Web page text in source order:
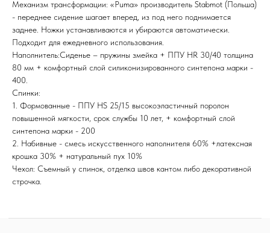
Механизм трансформации: «Puma» производитель Stabmot (Польша)
- переднее сидение шагает вперед, из под него поднимается
заднее. Ножки устанавливаются и убираются автоматически.
Подходит для ежедневного использования.
Наполнитель:Сиденье – пружины змейка + ППУ НR 30/40 толщина
80 мм + комфортный слой силиконизированного синтепона марки -
400.
Спинки:
1. Формованные - ППУ НS 25/15 высокоэластичный поролон
повышенной мягкости, срок службы 10 лет, + комфортный слой
синтепона марки - 200
2. Набивные - смесь искусственного наполнителя 60% +латексная
крошка 30% + натуральный пух 10%
Чехол: Съемный у спинок, отделка швов кантом либо декоративной
строчка.
и запрещена в России.
Предложения, представленные на сайте
не являются публичной офертой.
Окончательную цену уточняйте у менеджеров.
Во избежании мошеннических действий
сверяйте реквизиты перед оплатой.
АКСЕССУАРЫ
СТЕНОВЫЕ ПАНЕЛИ
Дополнительно
Вопрос-ответ
О нас